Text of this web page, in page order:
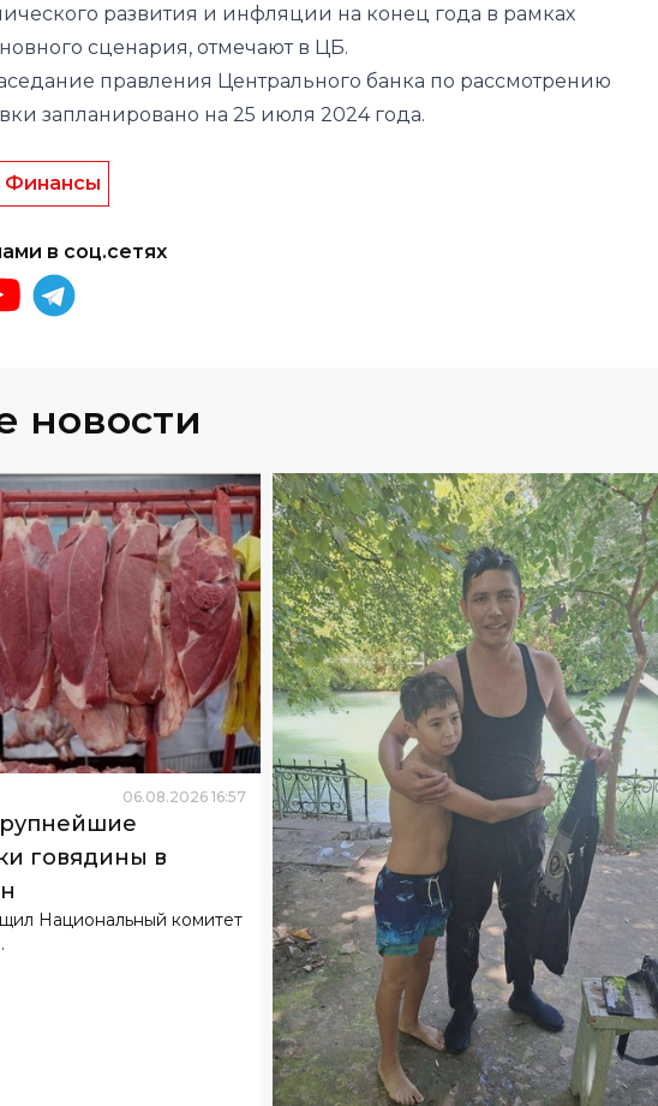
развития и инфляции на конец года в рамках
сценария, отмечают в ЦБ.
правления Центрального банка по рассмотрению
запланировано на 25 июля 2024 года.
Финансы
в соц.сетях
новости
06.08.2026 16:57
говядины в
Национальный комитет